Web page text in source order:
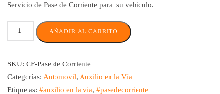
Servicio de Pase de Corriente para su vehículo.
AÑADIR AL CARRITO
SKU: CF-Pase de Corriente
Categorías: Automovil, Auxilio en la Vía
Etiquetas: #auxilio en la via, #pasedecorriente